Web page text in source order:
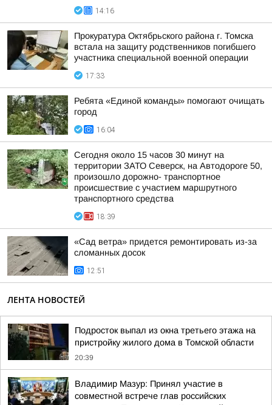
14:16
Прокуратура Октябрьского района г. Томска
встала на защиту родственников погибшего
участника специальной военной операции
17:33
Ребята «Единой команды» помогают очищать
город
16:04
Сегодня около 15 часов 30 минут на
территории ЗАТО Северск, на Автодороге 50,
произошло дорожно- транспортное
происшествие с участием маршрутного
транспортного средства
18:39
«Сад ветра» придется ремонтировать из-за
сломанных досок
12:51
ЛЕНТА НОВОСТЕЙ
Подросток выпал из окна третьего этажа на
пристройку жилого дома в Томской области
20:39
Владимир Мазур: Принял участие в
совместной встрече глав российских